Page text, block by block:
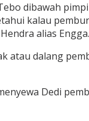
dibawah
kalau
alias Engga.
atau dalang
Dedi